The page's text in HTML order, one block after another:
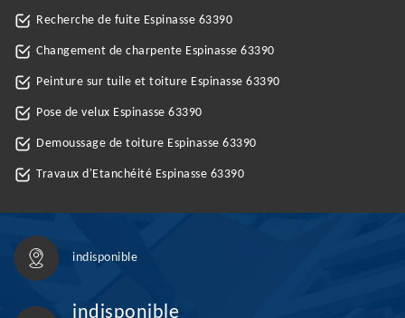
Recherche de fuite Espinasse 63390
Changement de charpente Espinasse 63390
Peinture sur tuile et toiture Espinasse 63390
Pose de velux Espinasse 63390
Demoussage de toiture Espinasse 63390
Travaux d'Etanchéité Espinasse 63390
indisponible
indisponible